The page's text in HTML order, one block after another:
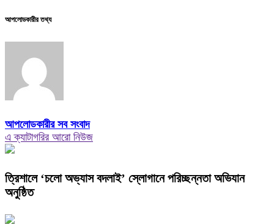
আপলোডকারীর তথ্য
আপলোডকারীর সব সংবাদ
এ ক্যাটাগরির আরো নিউজ
‎ত্রিশালে ‘চলো অভ্যাস বদলাই’ স্লোগানে পরিচ্ছন্নতা অভিযান
অনুষ্ঠিত